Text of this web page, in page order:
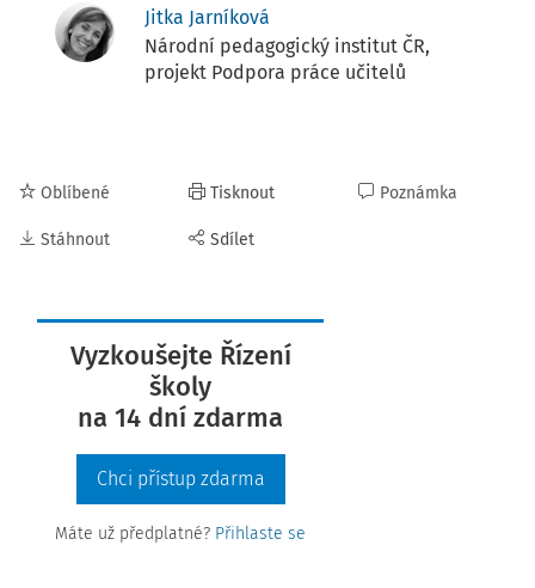
Jitka Jarníková
Národní pedagogický institut ČR,
projekt Podpora práce učitelů
Oblíbené
Stáhnout
Tisknout
Sdílet
Poznámka
Vyzkoušejte Řízení
školy
na 14 dní zdarma
Chci přístup zdarma
Máte už předplatné? Přihlaste se